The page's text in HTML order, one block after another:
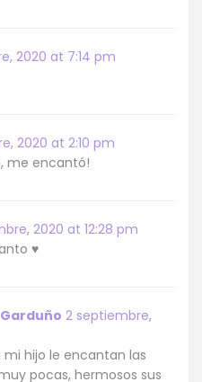
2020 at 7:14 pm
2020 at 2:10 pm
me encantó!
2020 at 12:28 pm
♥
2 septiembre,
hijo le encantan las
pocas, hermosos sus